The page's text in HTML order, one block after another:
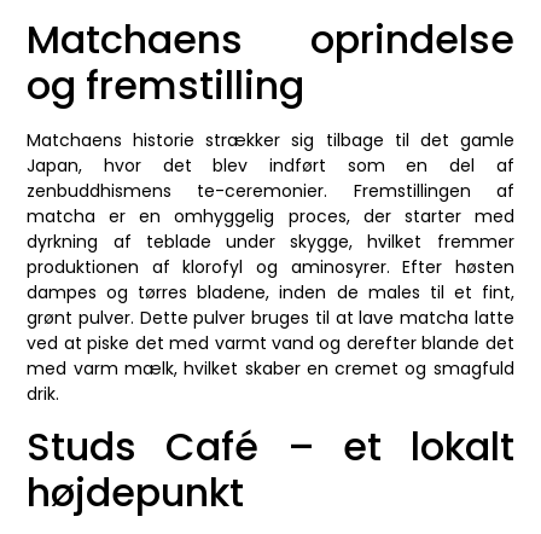
Matchaens oprindelse
og fremstilling
Matchaens historie strækker sig tilbage til det gamle
Japan, hvor det blev indført som en del af
zenbuddhismens te-ceremonier. Fremstillingen af
matcha er en omhyggelig proces, der starter med
dyrkning af teblade under skygge, hvilket fremmer
produktionen af klorofyl og aminosyrer. Efter høsten
dampes og tørres bladene, inden de males til et fint,
grønt pulver. Dette pulver bruges til at lave matcha latte
ved at piske det med varmt vand og derefter blande det
med varm mælk, hvilket skaber en cremet og smagfuld
drik.
Studs Café – et lokalt
højdepunkt